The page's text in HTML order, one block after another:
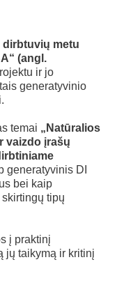
metu
(angl.
ir jo
generatyvinio
temai „Natūralios
vaizdo įrašų
generatyvinis DI
bei kaip
tipų
į praktinį
jų taikymą ir kritinį